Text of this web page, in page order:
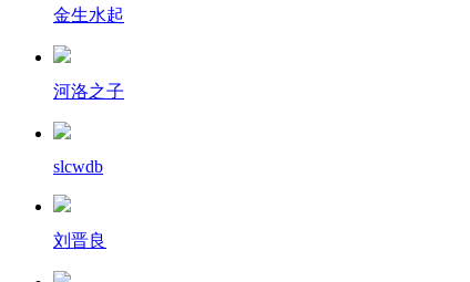
金生水起
河洛之子
slcwdb
刘晋良